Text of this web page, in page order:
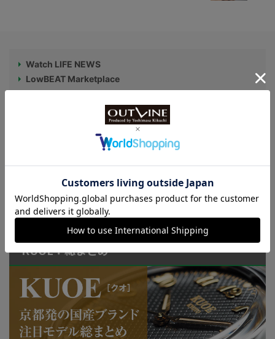
Watch LIFE NEWS
LowBEAT Marketplace
ONLINE SHOP
特許取得“耐衝撃”ウオッチなど
KUOE：総まとめ